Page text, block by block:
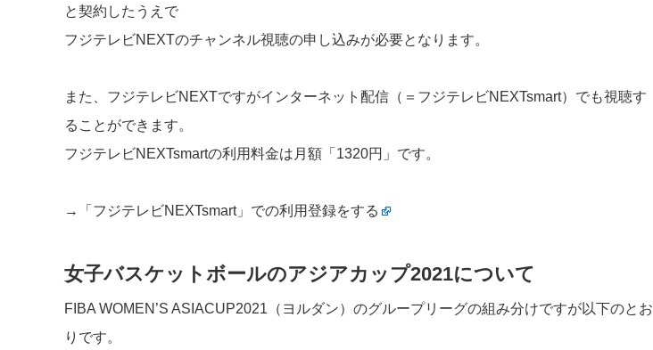
と契約したうえで
フジテレビNEXTのチャンネル視聴の申し込みが必要となります。
また、フジテレビNEXTですがインターネット配信（＝フジテレビNEXTsmart）でも視聴す
ることができます。
フジテレビNEXTsmartの利用料金は月額「1320円」です。
→ 「フジテレビNEXTsmart」での利用登録をする
女子バスケットボールのアジアカップ2021について
FIBA WOMEN’S ASIACUP2021（ヨルダン）のグループリーグの組み分けですが以下のとお
りです。